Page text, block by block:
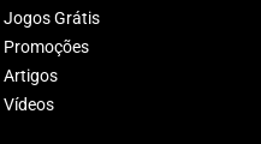
Jogos Grátis
Promoções
Artigos
Vídeos